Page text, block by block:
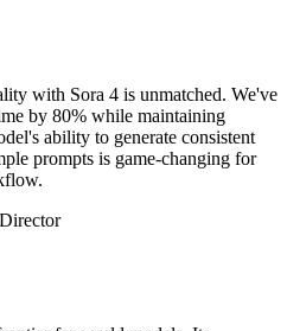
with Sora 4 is unmatched. We've
by 80% while maintaining
ability to generate consistent
prompts is game-changing for